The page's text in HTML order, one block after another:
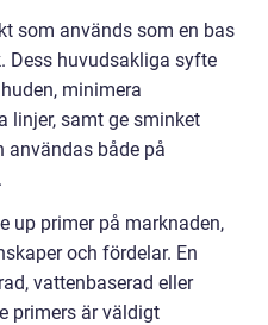
som används som en bas
Dess huvudsakliga syfte
minimera
linjer, samt ge sminket
användas både på
up primer på marknaden,
och fördelar. En
vattenbaserad eller
primers är väldigt